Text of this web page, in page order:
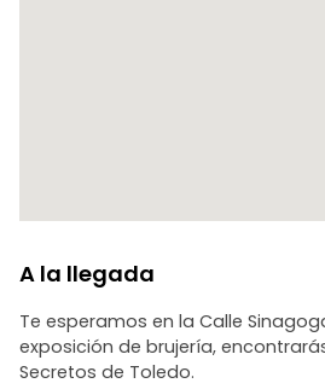
A la llegada
Te esperamos en la Calle
exposición de brujería,
Secretos de Toledo.